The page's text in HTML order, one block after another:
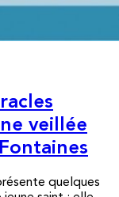
veillée
quelques